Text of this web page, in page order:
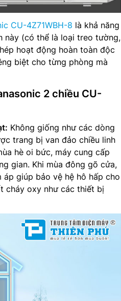
CU-4Z71WBH-8 là khả năng
này (có thể là loại treo tường,
hoạt động hoàn toàn độc
biệt cho từng phòng mà
2 chiều CU-
Không giống như các dòng
trang bị van đảo chiều linh
hè oi bức, máy cung cấp
gian. Khi mùa đông gõ cửa,
giúp bảo vệ hệ hô hấp cho
cháy oxy như các thiết bị